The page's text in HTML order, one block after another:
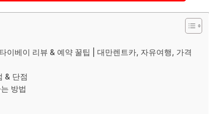
이베이 리뷰 & 예약 꿀팁 | 대만렌트카, 자유여행, 가격
& 단점
방법